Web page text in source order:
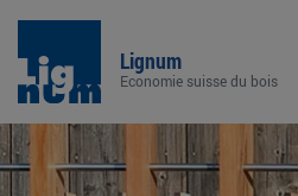
Lignum
Economie suisse du bois